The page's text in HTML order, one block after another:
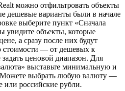
можно отфильтровать объекты
дешевые варианты были в начале
выберите пункт «Сначала
увидите объекты, которые
а сразу после них будут
стоимости — от дешевых к
ценовой диапазон. Для
выставьте минимальную и
Можете выбрать любую валюту —
или российские рубли.